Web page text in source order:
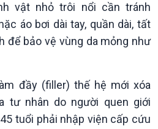
Khoa học & Công nghệ
Tin Khoa học & Công nghệ
Kết nối công nghệ
vật nhỏ trôi nổi cần tránh
áo bơi dài tay, quần dài, tất
để bảo vệ vùng da mỏng như
đầy (filler) thế hệ mới xóa
tư nhân do người quen giới
tuổi phải nhập viện cấp cứu